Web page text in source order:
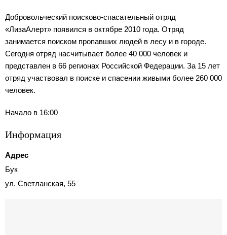
Добровольческий поисково-спасательный отряд
«ЛизаАлерт» появился в октябре 2010 года. Отряд
занимается поиском пропавших людей в лесу и в городе.
Сегодня отряд насчитывает более 40 000 человек и
представлен в 66 регионах Российской Федерации. За 15 лет
отряд участвовал в поиске и спасении живыми более 260 000
человек.
Начало в 16:00
Информация
Адрес
Бук
ул. Светланская, 55